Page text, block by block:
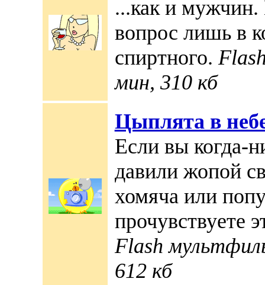
...как и мужчин.
вопрос лишь в
спиртного.
мин, 310 кб
Цыплята в
Если вы когда-
давили жопой
хомяча или
прочувствуете
Flash
612 кб